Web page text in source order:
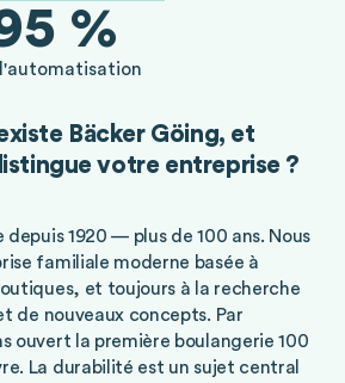
%
Bäcker Göing, et
votre entreprise ?
depuis 1920 — plus de 100 ans. Nous
familiale moderne basée à
et toujours à la recherche
de nouveaux concepts. Par
ouvert la première boulangerie 100
La durabilité est un sujet central